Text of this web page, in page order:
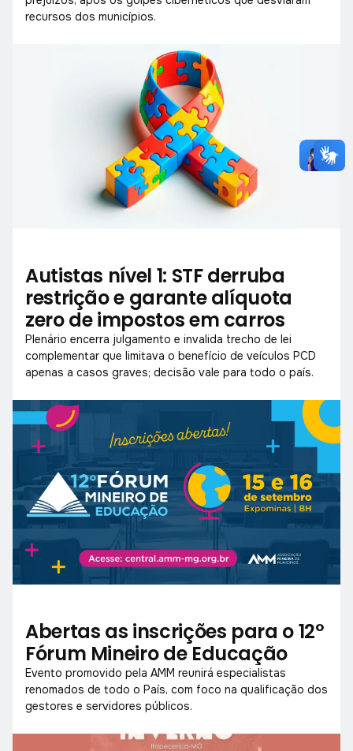
recursos dos municípios.
Autistas nível 1: STF derruba
restrição e garante alíquota
zero de impostos em carros
Plenário encerra julgamento e invalida trecho de lei
complementar que limitava o benefício de veículos PCD
apenas a casos graves; decisão vale para todo o país.
Abertas as inscrições para o 12°
Fórum Mineiro de Educação
Evento promovido pela AMM reunirá especialistas
renomados de todo o País, com foco na qualificação dos
gestores e servidores públicos.